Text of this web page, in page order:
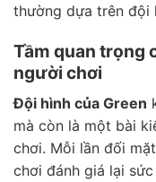
thường dựa trên đội
Tầm quan trọng
người chơi
Đội hình của Green
mà còn là một bài
chơi. Mỗi lần đối
chơi đánh giá lại